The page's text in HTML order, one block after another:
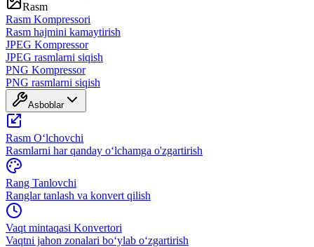
Rasm
Rasm Kompressori
Rasm hajmini kamaytirish
JPEG Kompressor
JPEG rasmlarni siqish
PNG Kompressor
PNG rasmlarni siqish
Asboblar
Rasm Oʻlchovchi
Rasmlarni har qanday oʻlchamga o'zgartirish
Rang Tanlovchi
Ranglar tanlash va konvert qilish
Vaqt mintaqasi Konvertori
Vaqtni jahon zonalari boʻylab oʻzgartirish